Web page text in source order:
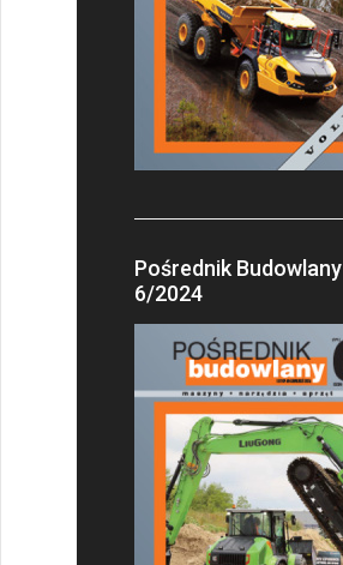
Pośrednik Budowlany
6/2024